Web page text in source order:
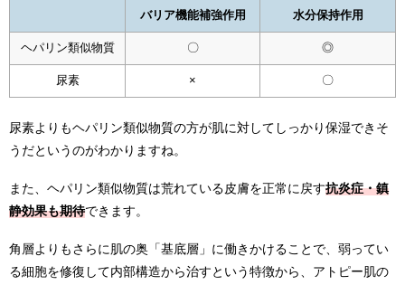
バリア機能補強作用 水分保持作用
ヘパリン類似物質 〇 ◎
尿素 × 〇
尿素よりもヘパリン類似物質の方が肌に対してしっかり保湿できそ
うだというのがわかりますね。
また、ヘパリン類似物質は荒れている皮膚を正常に戻す抗炎症・鎮
静効果も期待できます。
角層よりもさらに肌の奥「基底層」に働きかけることで、弱ってい
る細胞を修復して内部構造から治すという特徴から、アトピー肌の